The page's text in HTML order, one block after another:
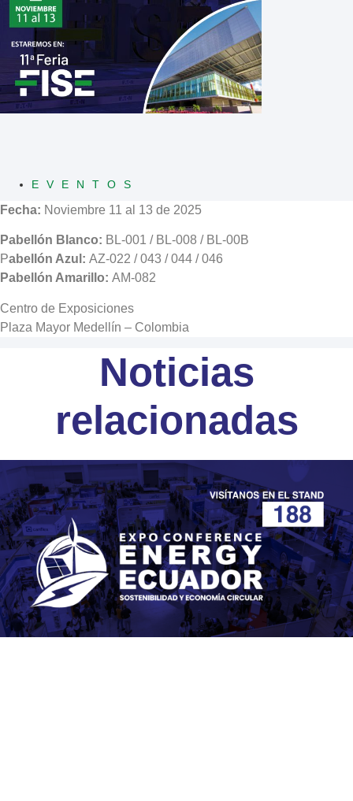
EVENTOS
Fecha: Noviembre 11 al 13 de 2025
Pabellón Blanco: BL-001 / BL-008 / BL-00B
Pabellón Azul: AZ-022 / 043 / 044 / 046
Pabellón Amarillo: AM-082
Centro de Exposiciones
Plaza Mayor Medellín – Colombia
Noticias
relacionadas